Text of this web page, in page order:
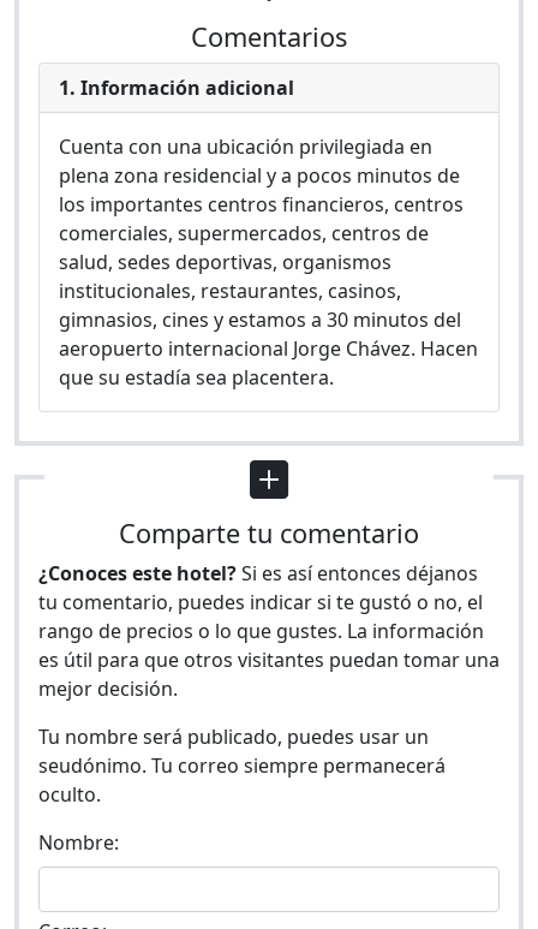
Comentarios
1. Información adicional
Cuenta con una ubicación privilegiada en
plena zona residencial y a pocos minutos de
los importantes centros financieros, centros
comerciales, supermercados, centros de
salud, sedes deportivas, organismos
institucionales, restaurantes, casinos,
gimnasios, cines y estamos a 30 minutos del
aeropuerto internacional Jorge Chávez. Hacen
que su estadía sea placentera.
Comparte tu comentario
¿Conoces este hotel?Si es así entonces déjanos
tu comentario, puedes indicar si te gustó o no, el
rango de precios o lo que gustes. La información
es útil para que otros visitantes puedan tomar una
mejor decisión.
Tu nombre será publicado, puedes usar un
seudónimo. Tu correo siempre permanecerá
oculto.
Nombre: